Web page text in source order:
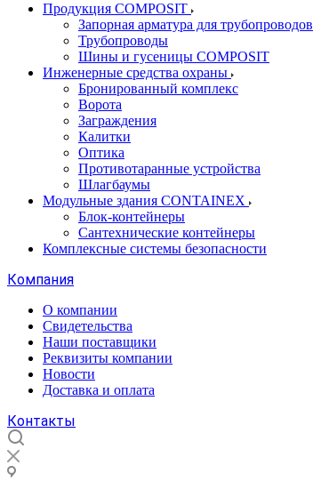
Продукция COMPOSIT
Запорная арматура для трубопроводов
Трубопроводы
Шины и гусеницы COMPOSIT
Инженерные средства охраны
Бронированный комплекс
Ворота
Заграждения
Калитки
Оптика
Противотаранные устройства
Шлагбаумы
Модульные здания CONTAINEX
Блок-контейнеры
Сантехнические контейнеры
Комплексные системы безопасности
Компания
О компании
Свидетельства
Наши поставщики
Реквизиты компании
Новости
Доставка и оплата
Контакты